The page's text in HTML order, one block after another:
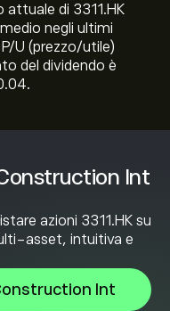
Int
azioni 3311.HK su
asset, intuitiva e
Int
attuale di 3311.HK
negli ultimi
U (prezzo/utile)
del dividendo è